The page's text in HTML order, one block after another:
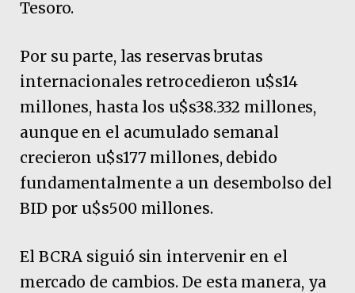
Tesoro.
Por su parte, las reservas brutas
internacionales retrocedieron u$s14
millones, hasta los u$s38.332 millones,
aunque en el acumulado semanal
crecieron u$s177 millones, debido
fundamentalmente a un desembolso del
BID por u$s500 millones.
El BCRA siguió sin intervenir en el
mercado de cambios. De esta manera, ya